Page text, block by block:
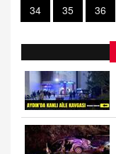
34
35 36